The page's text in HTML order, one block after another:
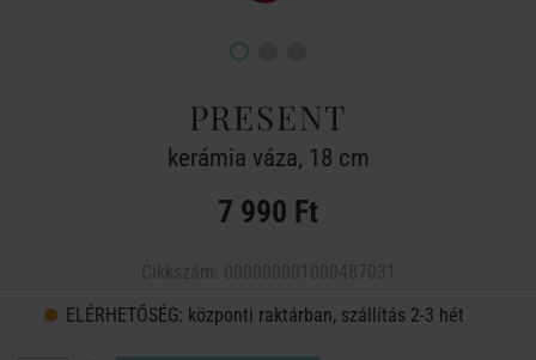
PRESENT
kerámia váza, 18 cm
7 990 Ft
ELÉRHETŐSÉG: központi raktárban, szállítás 2-3 hét